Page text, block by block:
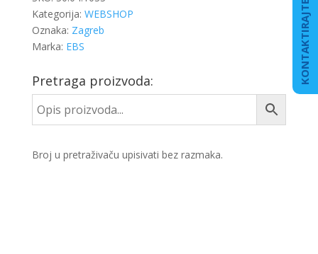
količina
Kategorija: WEBSHOP
Oznaka: Zagreb
Marka: EBS
Pretraga proizvoda:
Broj u pretraživaču upisivati bez razmaka.
KONTAKTIRAJTE NAS